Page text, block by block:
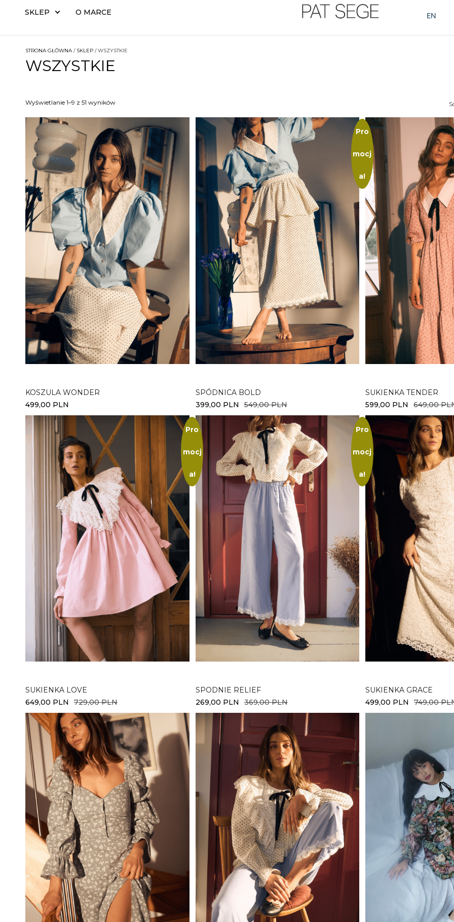
SKLEP O MARCE EN
STRONA GŁÓWNA / SKLEP / WSZYSTKIE
WSZYSTKIE
Wybierz opcje
KOSZULA WONDER
499,00 PLN
Pro
mocj
a!
Wybierz opcje
SPÓDNICA BOLD
549,00PLN
399,00 PLN
Wybierz opcje
SUKIENKA TENDER
649,00
599,00 PLN
Pro
mocj
a!
Wybierz opcje
SUKIENKA LOVE
729,00PLN
649,00 PLN
Pro
mocj
a!
Wybierz opcje
SPODNIE RELIEF
369,00PLN
269,00 PLN
Wybierz opcje
SUKIENKA GRACE
749,00
499,00 PLN
Wyświetlanie 1–9 z 51 wyników